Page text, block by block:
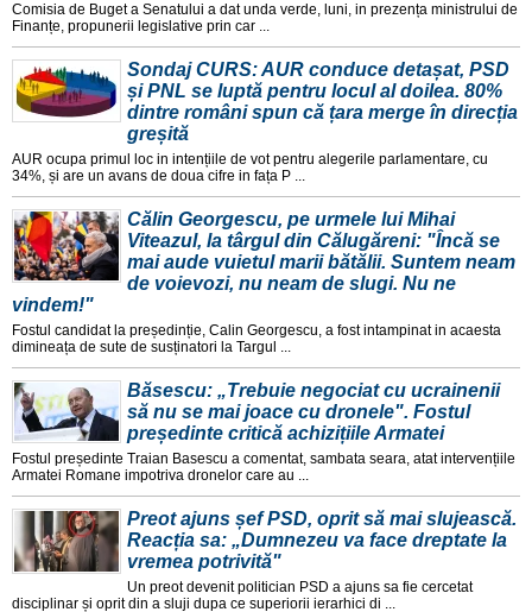
Comisia de Buget a Senatului a dat unda verde, luni, in prezența ministrului de
Finanțe, propunerii legislative prin car ...
Sondaj CURS: AUR conduce detașat, PSD
și PNL se luptă pentru locul al doilea. 80%
dintre români spun că țara merge în direcția
greșită
AUR ocupa primul loc in intențiile de vot pentru alegerile parlamentare, cu
34%, și are un avans de doua cifre in fața P ...
Călin Georgescu, pe urmele lui Mihai
Viteazul, la târgul din Călugăreni: "Încă se
mai aude vuietul marii bătălii. Suntem neam
de voievozi, nu neam de slugi. Nu ne
vindem!"
Fostul candidat la președinție, Calin Georgescu, a fost intampinat in acaesta
dimineața de sute de susținatori la Targul ...
Băsescu: „Trebuie negociat cu ucrainenii
să nu se mai joace cu dronele". Fostul
președinte critică achizițiile Armatei
Fostul președinte Traian Basescu a comentat, sambata seara, atat intervențiile
Armatei Romane impotriva dronelor care au ...
Preot ajuns șef PSD, oprit să mai slujească.
Reacția sa: „Dumnezeu va face dreptate la
vremea potrivită"
Un preot devenit politician PSD a ajuns sa fie cercetat
disciplinar și oprit din a sluji dupa ce superiorii ierarhici di ...